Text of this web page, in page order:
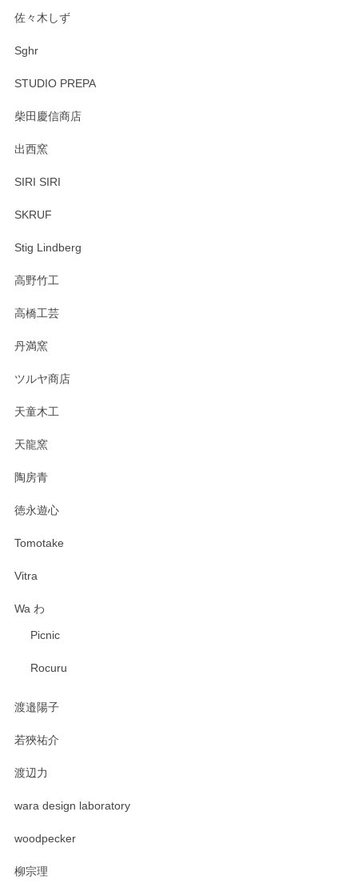
佐々木しず
Sghr
STUDIO PREPA
柴田慶信商店
出西窯
SIRI SIRI
SKRUF
Stig Lindberg
高野竹工
高橋工芸
丹満窯
ツルヤ商店
天童木工
天龍窯
陶房青
徳永遊心
Tomotake
Vitra
Wa わ
Picnic
Rocuru
渡邉陽子
若狹祐介
渡辺力
wara design laboratory
woodpecker
柳宗理